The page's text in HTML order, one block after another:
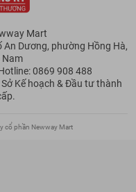
Ampoule Mask REX
mặt nạ dưỡng ẩm
REX
cùng các thành
cho da trong nhiều giờ.
Ampoule Mask REX
Mart
Dương, phường Hồng Hà,
Nam
0869 908 488
Kế hoạch & Đầu tư thành
cổ phần Newway Mart